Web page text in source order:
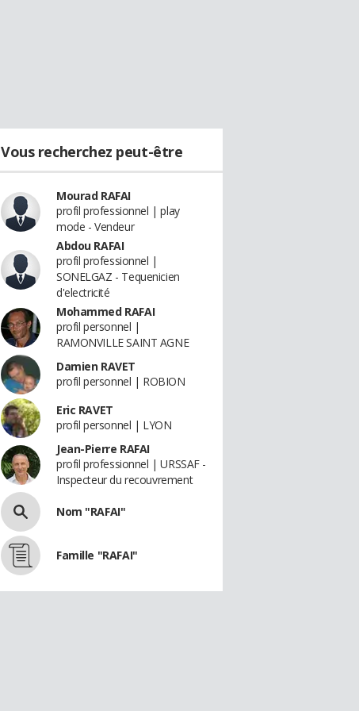
Vous recherchez peut-être
Mourad RAFAI
profil professionnel | play
mode - Vendeur
Abdou RAFAI
profil professionnel |
SONELGAZ - Tequenicien
d'electricité
Mohammed RAFAI
profil personnel |
RAMONVILLE SAINT AGNE
Damien RAVET
profil personnel | ROBION
Eric RAVET
profil personnel | LYON
Jean-Pierre RAFAI
profil professionnel | URSSAF -
Inspecteur du recouvrement
Nom "RAFAI"
Famille "RAFAI"